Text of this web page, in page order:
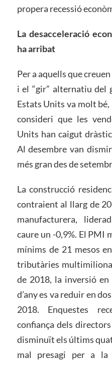
propera recessió
La desacceleració
ha arribat
Per a aquells que
i el “gir” alternatiu del
Estats Units va molt bé,
consideri que les
Units han caigut
Al desembre van
més gran des de
La construcció
contraient al llarg de
manufacturera,
caure un -0,9%. El PMI
mínims de 21 mesos
tributàries
de 2018, la inversió
d’any es va reduir en
2018. Enquestes
confiança dels
disminuït els últims
mal presagi per a la